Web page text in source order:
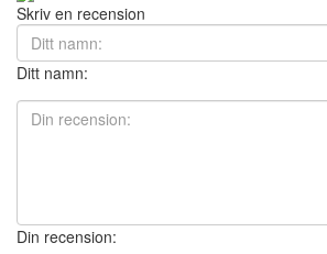
Skriv en recension
Ditt namn:
Din recension: